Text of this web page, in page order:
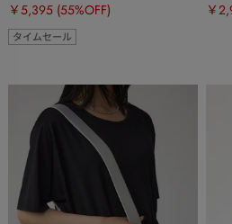
￥5,395 (55%OFF)
タイムセール
￥